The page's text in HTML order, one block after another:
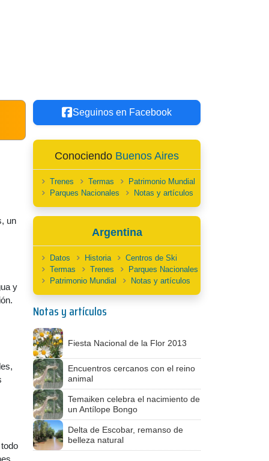
un
y
Seguinos en Facebook
Conociendo Buenos Aires
Trenes Termas
Patrimonio Mundial
Parques Nacionales
Notas y artículos
Argentina
Datos Historia
Centros de Ski
Termas
Trenes
Parques Nacionales
Patrimonio Mundial
Notas y artículos
Notas y artículos
Fiesta Nacional de la Flor 2013
Encuentros cercanos con el reino
animal
Temaiken celebra el nacimiento de
un Antílope Bongo
Delta de Escobar, remanso de
belleza natural